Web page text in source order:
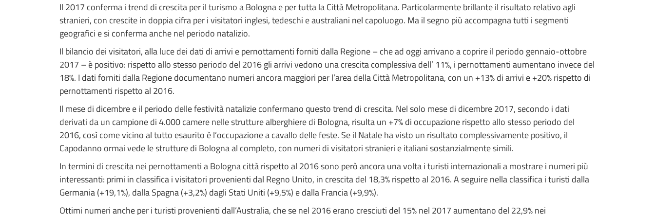
Il 2017 conferma i trend di crescita per il turismo a Bologna e per tutta la Città Metropolitana. Particolarmente brillante il risultato relativo agli
stranieri, con crescite in doppia cifra per i visitatori inglesi, tedeschi e australiani nel capoluogo. Ma il segno più accompagna tutti i segmenti
geografici e si conferma anche nel periodo natalizio.
Il bilancio dei visitatori, alla luce dei dati di arrivi e pernottamenti forniti dalla Regione – che ad oggi arrivano a coprire il periodo gennaio-ottobre
2017 – è positivo: rispetto allo stesso periodo del 2016 gli arrivi vedono una crescita complessiva dell’ 11%, i pernottamenti aumentano invece del
18%. I dati forniti dalla Regione documentano numeri ancora maggiori per l’area della Città Metropolitana, con un +13% di arrivi e +20% rispetto di
pernottamenti rispetto al 2016.
Il mese di dicembre e il periodo delle festività natalizie confermano questo trend di crescita. Nel solo mese di dicembre 2017, secondo i dati
derivati da un campione di 4.000 camere nelle strutture alberghiere di Bologna, risulta un +7% di occupazione rispetto allo stesso periodo del
2016, così come vicino al tutto esaurito è l’occupazione a cavallo delle feste. Se il Natale ha visto un risultato complessivamente positivo, il
Capodanno ormai vede le strutture di Bologna al completo, con numeri di visitatori stranieri e italiani sostanzialmente simili.
In termini di crescita nei pernottamenti a Bologna città rispetto al 2016 sono però ancora una volta i turisti internazionali a mostrare i numeri più
interessanti: primi in classifica i visitatori provenienti dal Regno Unito, in crescita del 18,3% rispetto al 2016. A seguire nella classifica i turisti dalla
Germania (+19,1%), dalla Spagna (+3,2%) dagli Stati Uniti (+9,5%) e dalla Francia (+9,9%).
Ottimi numeri anche per i turisti provenienti dall’Australia, che se nel 2016 erano cresciuti del 15% nel 2017 aumentano del 22,9% nei